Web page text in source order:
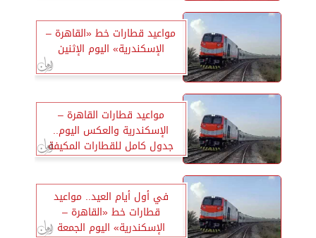
مواعيد قطارات خط «القاهرة –
الإسكندرية» اليوم الإثنين
مواعيد قطارات القاهرة –
الإسكندرية والعكس اليوم..
جدول كامل للقطارات المكيفة
والروسية
في أول أيام العيد.. مواعيد
قطارات خط «القاهرة –
الإسكندرية» اليوم الجمعة